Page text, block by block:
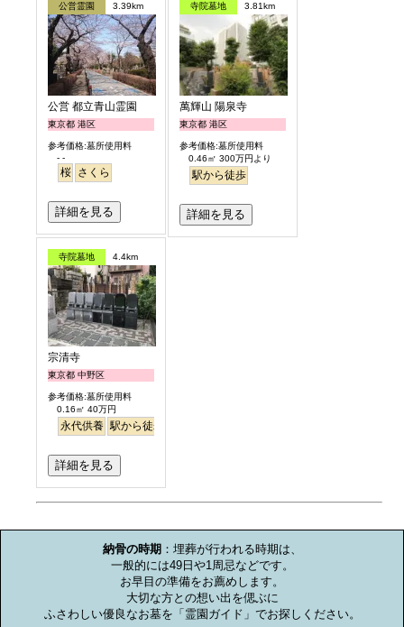
公営霊園 3.39km
公営 都立青山霊園
東京都 港区
参考価格:墓所使用料
- -
桜 さくら
詳細を見る
寺院墓地 3.81km
萬輝山 陽泉寺
東京都 港区
参考価格:墓所使用料
0.46㎡ 300万円より
駅から徒歩
詳細を見る
寺院墓地 4.4km
宗清寺
東京都 中野区
参考価格:墓所使用料
0.16㎡ 40万円
永代供養 駅から徒歩
詳細を見る
納骨の時期 ：埋葬が行われる時期は、
一般的には49日や1周忌などです。
お早目の準備をお薦めします。
大切な方との想い出を偲ぶに
ふさわしい優良なお墓を「霊園ガイド」でお探しください。